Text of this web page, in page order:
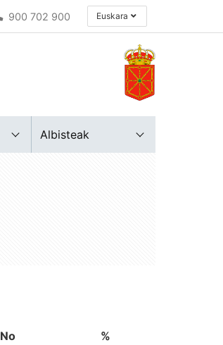
900 702 900 Euskara
Albisteak
No
%